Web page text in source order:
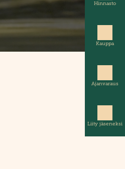
Hinnasto
Kauppa
Ajanvaraus
Liity jäseneksi